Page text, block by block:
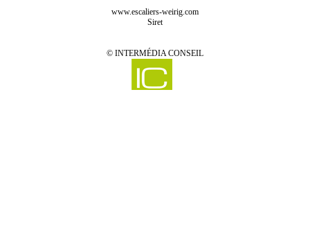
www.escaliers-weirig.com
Siret
© INTERMÉDIA CONSEIL